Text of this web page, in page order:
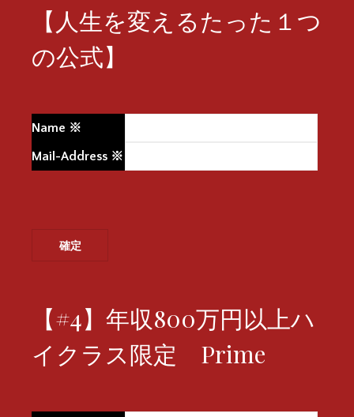
【人生を変えるたった１つ
の公式】
Name ※
Mail-Address ※
【#4】年収800万円以上ハ
イクラス限定 Prime